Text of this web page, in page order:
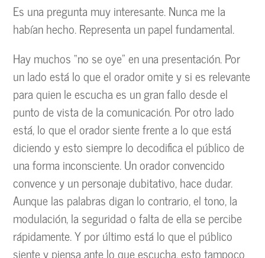
Es una pregunta muy interesante. Nunca me la
habían hecho. Representa un papel fundamental.
Hay muchos “no se oye” en una presentación. Por
un lado está lo que el orador omite y si es relevante
para quien le escucha es un gran fallo desde el
punto de vista de la comunicación. Por otro lado
está, lo que el orador siente frente a lo que está
diciendo y esto siempre lo decodifica el público de
una forma inconsciente. Un orador convencido
convence y un personaje dubitativo, hace dudar.
Aunque las palabras digan lo contrario, el tono, la
modulación, la seguridad o falta de ella se percibe
rápidamente. Y por último está lo que el público
siente y piensa ante lo que escucha, esto tampoco